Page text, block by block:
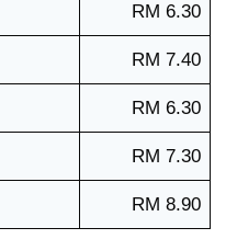
RM 6.30
RM 7.40
RM 6.30
RM 7.30
RM 8.90